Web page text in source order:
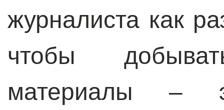
журналиста как
чтобы
материалы –